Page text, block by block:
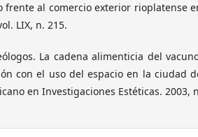
frente al comercio exterior rioplatense
LIX, n. 215.
La cadena alimenticia del
con el uso del espacio en la ciudad
en Investigaciones Estéticas. 2003,